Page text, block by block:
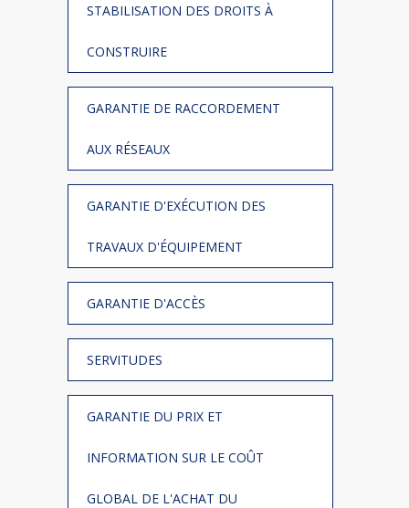
STABILISATION DES DROITS À
CONSTRUIRE
GARANTIE DE RACCORDEMENT
AUX RÉSEAUX
GARANTIE D'EXÉCUTION DES
TRAVAUX D'ÉQUIPEMENT
GARANTIE D'ACCÈS
SERVITUDES
GARANTIE DU PRIX ET
INFORMATION SUR LE COÛT
GLOBAL DE L'ACHAT DU